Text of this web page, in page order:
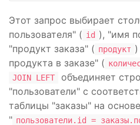
Этот запрос выбирает
пользователя" ( id ), "имя
"продукт заказа" ( продукт
продукта в заказе" (
JOIN LEFT
объединяет
"пользователи" с
таблицы "заказы" на
" пользователи.id =